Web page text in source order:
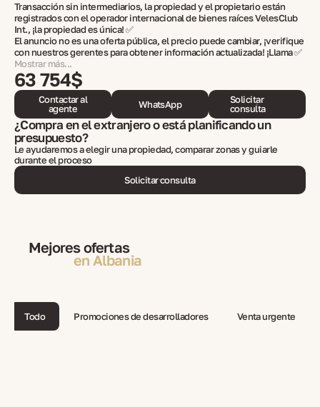
Transacción sin intermediarios, la propiedad y el propietario están
registrados con el operador internacional de bienes raíces VelesClub
Int., ¡la propiedad es única! ✅
El anuncio no es una oferta pública, el precio puede cambiar, ¡verifique
con nuestros gerentes para obtener información actualizada! ¡Llama ✅
Mostrar más...
63 754$
Contactar al
agente
WhatsApp
Solicitar
consulta
¿Compra en el extranjero o está planificando un
presupuesto?
Le ayudaremos a elegir una propiedad, comparar zonas y guiarle
durante el proceso
Solicitar consulta
Mejores ofertas
en Albania
Todo Promociones de desarrolladores Venta urgente